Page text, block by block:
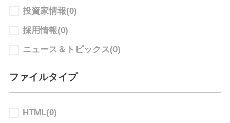
投資家情報(0)
採用情報(0)
ニュース＆トピックス(0)
ファイルタイプ
HTML(0)